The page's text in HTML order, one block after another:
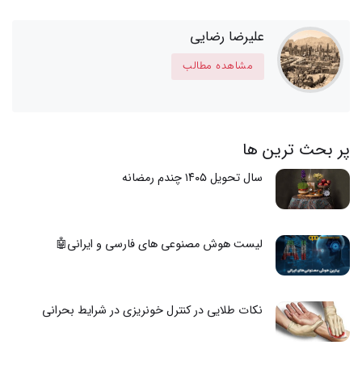
علیرضا رضایی
مشاهده مطالب
پر بحث ترین ها
سال تحویل ۱۴۰۵ چندم رمضانه
لیست هوش مصنوعی های فارسی و ایرانی🤖
نکات طلایی در کنترل خونریزی در شرایط بحرانی